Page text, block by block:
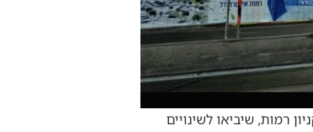
רמות, שיביאו לשינויים